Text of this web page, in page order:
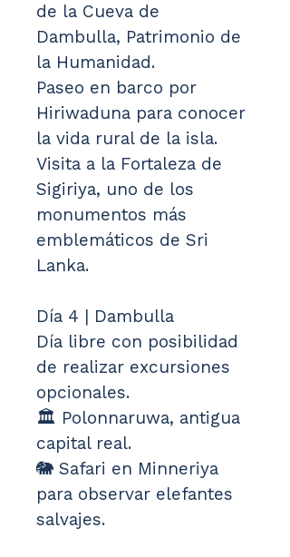
de la Cueva de
Dambulla, Patrimonio de
la Humanidad.
Paseo en barco por
Hiriwaduna para conocer
la vida rural de la isla.
Visita a la Fortaleza de
Sigiriya, uno de los
monumentos más
emblemáticos de Sri
Lanka.
Día 4 | Dambulla
Día libre con posibilidad
de realizar excursiones
opcionales.
🏛️ Polonnaruwa, antigua
capital real.
🐘 Safari en Minneriya
para observar elefantes
salvajes.